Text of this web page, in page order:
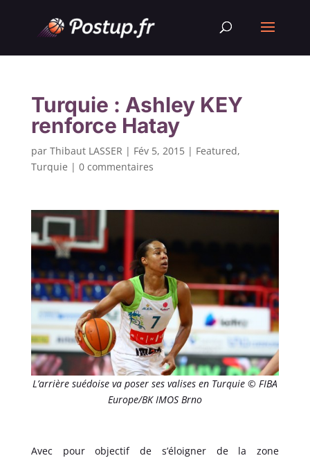
Turquie : Ashley KEY
renforce Hatay
par Thibaut LASSER | Fév 5, 2015| Featured,
Turquie | 0 commentaires
L’arrière suédoise va poser ses valises en Turquie © FIBA
Europe/BK IMOS Brno
Avec pour objectif de s’éloigner de la zone